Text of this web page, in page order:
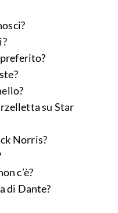
su Star
Norris?
c’è?
di Dante?